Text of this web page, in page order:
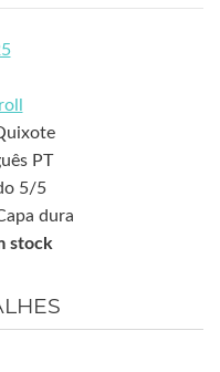
PT
5/5
dura
stock